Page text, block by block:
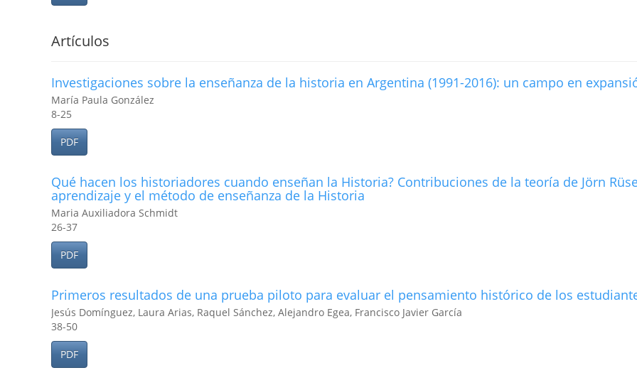
Artículos
Investigaciones sobre la enseñanza de la historia en Argentina (1991-2016): un campo en
María Paula González
8-25
PDF
Qué hacen los historiadores cuando enseñan la Historia? Contribuciones de la teorí­a de Jörn
aprendizaje y el método de enseñanza de la Historia
Maria Auxiliadora Schmidt
26-37
PDF
Primeros resultados de una prueba piloto para evaluar el pensamiento histórico de los
Jesús Domínguez, Laura Arias, Raquel Sánchez, Alejandro Egea, Francisco Javier García
38-50
PDF